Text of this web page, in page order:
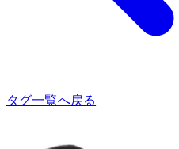
タグ一覧へ戻る